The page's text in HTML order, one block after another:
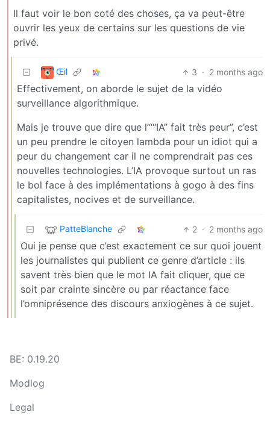
Il faut voir le bon coté des choses, ça va peut-être
ouvrir les yeux de certains sur les questions de vie
privé.
Œil 3 · 2 months ago
Effectivement, on aborde le sujet de la vidéo
surveillance algorithmique.
Mais je trouve que dire que l’““IA” fait très peur”, c’est
un peu prendre le citoyen lambda pour un idiot qui a
peur du changement car il ne comprendrait pas ces
nouvelles technologies. L’IA provoque surtout un ras
le bol face à des implémentations à gogo à des fins
capitalistes, nocives et de surveillance.
PatteBlanche 2 · 2 months ago
Oui je pense que c’est exactement ce sur quoi jouent
les journalistes qui publient ce genre d’article : ils
savent très bien que le mot IA fait cliquer, que ce
soit par crainte sincère ou par réactance face
l’omniprésence des discours anxiogènes à ce sujet.
BE: 0.19.20
Modlog
Legal